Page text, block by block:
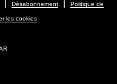
Désabonnement Politique de
les cookies